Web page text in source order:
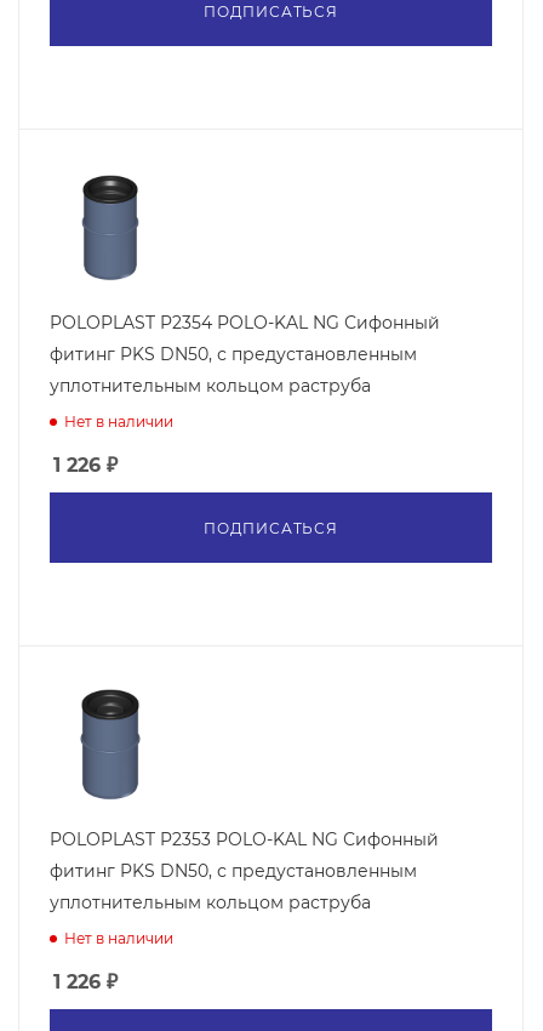
ПОДПИСАТЬСЯ
POLOPLAST P2354 POLO-KAL NG Сифонный
фитинг PKS DN50, с предустановленным
уплотнительным кольцом раструба
Нет в наличии
1 226 ₽
ПОДПИСАТЬСЯ
POLOPLAST P2353 POLO-KAL NG Сифонный
фитинг PKS DN50, с предустановленным
уплотнительным кольцом раструба
Нет в наличии
1 226 ₽